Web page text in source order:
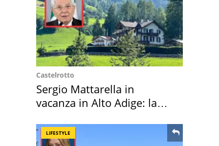
Castelrotto
Sergio Mattarella in
vacanza in Alto Adige: la
LIFESTYLE